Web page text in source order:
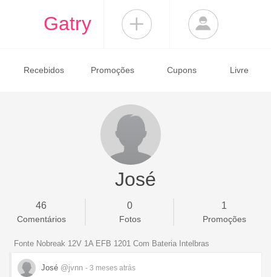
Gatry
Recebidos Promoções Cupons Livre
José
46
Comentários
0
Fotos
1
Promoções
Fonte Nobreak 12V 1A EFB 1201 Com Bateria Intelbras
José @jvnn - 3 meses atrás